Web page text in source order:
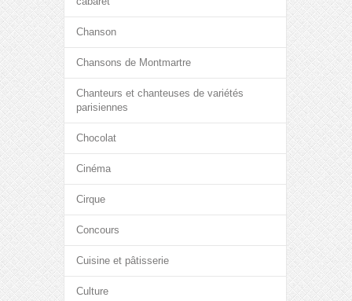
Chanson
Chansons de Montmartre
Chanteurs et chanteuses de variétés
parisiennes
Chocolat
Cinéma
Cirque
Concours
Cuisine et pâtisserie
Culture